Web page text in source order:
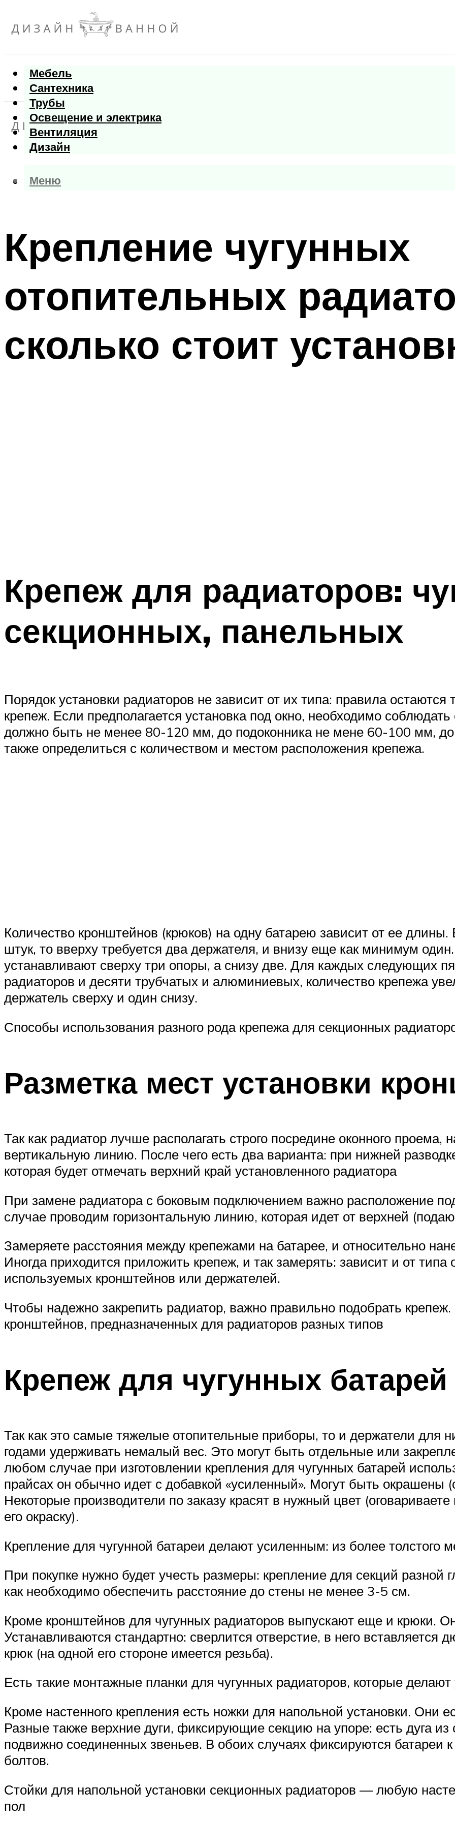
Мебель
Сантехника
Трубы
Освещение и электрика
Вентиляция
Дизайн
Меню
Меню
Крепление чугунных
отопительных
сколько стоит
Крепеж для радиаторов:
секционных, панельных
Порядок установки радиаторов не зависит от их типа: правила остаются
крепеж. Если предполагается установка под окно, необходимо
должно быть не менее 80-120 мм, до подоконника не мене 60-100 мм,
также определиться с количеством и местом расположения крепежа.
Количество кронштейнов (крюков) на одну батарею зависит от ее
штук, то вверху требуется два держателя, и внизу еще как минимум
устанавливают сверху три опоры, а снизу две. Для каждых следующих
радиаторов и десяти трубчатых и алюминиевых, количество крепежа
держатель сверху и один снизу.
Способы использования разного рода крепежа для секционных
Разметка мест установки
Так как радиатор лучше располагать строго посредине оконного проема,
вертикальную линию. После чего есть два варианта: при нижней
которая будет отмечать верхний край установленного радиатора
При замене радиатора с боковым подключением важно расположение
случае проводим горизонтальную линию, которая идет от верхней
Замеряете расстояния между крепежами на батарее, и относительно
Иногда приходится приложить крепеж, и так замерять: зависит и от типа
используемых кронштейнов или держателей.
Чтобы надежно закрепить радиатор, важно правильно подобрать
кронштейнов, предназначенных для радиаторов разных типов
Крепеж для чугунных батарей
Так как это самые тяжелые отопительные приборы, то и держатели для
годами удерживать немалый вес. Это могут быть отдельные или
любом случае при изготовлении крепления для чугунных батарей
прайсах он обычно идет с добавкой «усиленный». Могут быть
Некоторые производители по заказу красят в нужный цвет
его окраску).
Крепление для чугунной батареи делают усиленным: из более толстого
При покупке нужно будет учесть размеры: крепление для секций разной
как необходимо обеспечить расстояние до стены не менее 3-5 см.
Кроме кронштейнов для чугунных радиаторов выпускают еще и крюки.
Устанавливаются стандартно: сверлится отверстие, в него вставляется
крюк (на одной его стороне имеется резьба).
Есть такие монтажные планки для чугунных радиаторов, которые делают
Кроме настенного крепления есть ножки для напольной установки. Они
Разные также верхние дуги, фиксирующие секцию на упоре: есть дуга из
подвижно соединенных звеньев. В обоих случаях фиксируются батареи
болтов.
Стойки для напольной установки секционных радиаторов — любую
пол